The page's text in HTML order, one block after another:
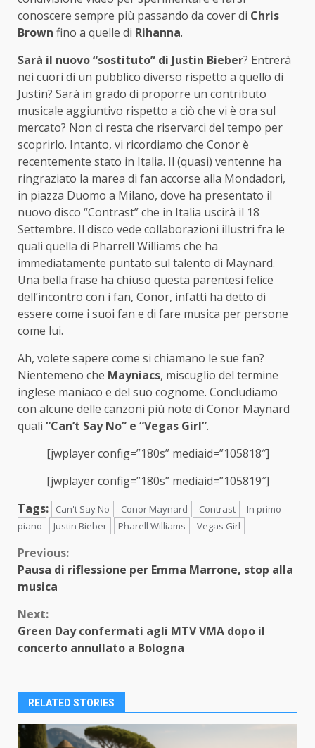
conoscere sempre più passando da cover di Chris
Brown fino a quelle di Rihanna.
Sarà il nuovo “sostituto” di Justin Bieber? Entrerà
nei cuori di un pubblico diverso rispetto a quello di
Justin? Sarà in grado di proporre un contributo
musicale aggiuntivo rispetto a ciò che vi è ora sul
mercato? Non ci resta che riservarci del tempo per
scoprirlo. Intanto, vi ricordiamo che Conor è
recentemente stato in Italia. Il (quasi) ventenne ha
ringraziato la marea di fan accorse alla Mondadori,
in piazza Duomo a Milano, dove ha presentato il
nuovo disco “Contrast” che in Italia uscirà il 18
Settembre. Il disco vede collaborazioni illustri fra le
quali quella di Pharrell Williams che ha
immediatamente puntato sul talento di Maynard.
Una bella frase ha chiuso questa parentesi felice
dell’incontro con i fan, Conor, infatti ha detto di
essere come i suoi fan e di fare musica per persone
come lui.
Ah, volete sapere come si chiamano le sue fan?
Nientemeno che Mayniacs, miscuglio del termine
inglese maniaco e del suo cognome. Concludiamo
con alcune delle canzoni più note di Conor Maynard
quali “Can’t Say No” e “Vegas Girl”.
[jwplayer config=”180s” mediaid=”105818″]
[jwplayer config=”180s” mediaid=”105819″]
Tags:
Can't Say No Conor Maynard Contrast
In primo
piano
Justin Bieber Pharell Williams Vegas Girl
Continue
Reading
Previous:
Pausa di riflessione per Emma Marrone, stop alla
musica
Next:
Green Day confermati agli MTV VMA dopo il
concerto annullato a Bologna
RELATED STORIES